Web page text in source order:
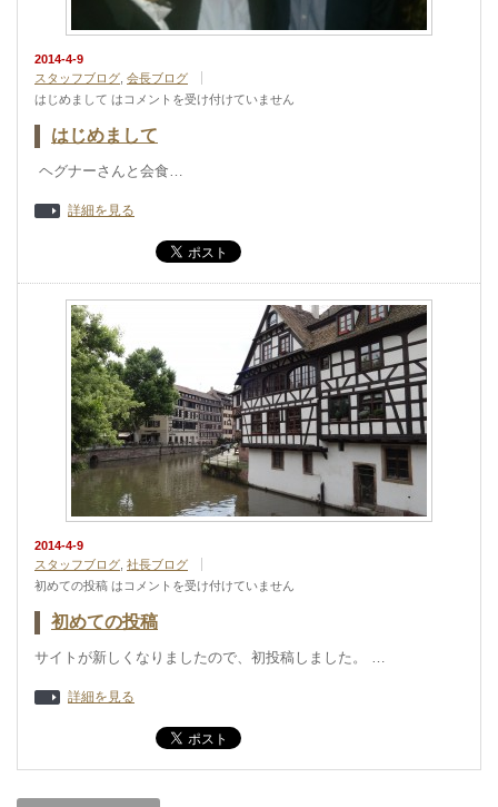
2014-4-9
スタッフブログ 会長ブログ
はじめまして は コメントを受け付けていません
はじめまして
ヘグナーさんと会食…
詳細を見る
2014-4-9
スタッフブログ 社長ブログ
初めての投稿 は コメントを受け付けていません
初めての投稿
サイトが新しくなりましたので、初投稿しました。 …
詳細を見る